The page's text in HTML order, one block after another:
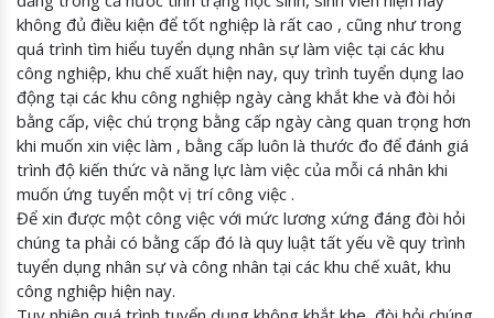
không đủ điều kiện để tốt nghiệp là rất cao , cũng như trong
quá trình tìm hiểu tuyển dụng nhân sự làm việc tại các khu
công nghiệp, khu chế xuất hiện nay, quy trình tuyển dụng lao
động tại các khu công nghiệp ngày càng khắt khe và đòi hỏi
bằng cấp, việc chú trọng bằng cấp ngày càng quan trọng hơn
khi muốn xin việc làm , bằng cấp luôn là thước đo để đánh giá
trình độ kiến thức và năng lực làm việc của mỗi cá nhân khi
muốn ứng tuyển một vị trí công việc .
Để xin được một công việc với mức lương xứng đáng đòi hỏi
chúng ta phải có bằng cấp đó là quy luật tất yếu về quy trình
tuyển dụng nhân sự và công nhân tại các khu chế xuât, khu
công nghiệp hiện nay.